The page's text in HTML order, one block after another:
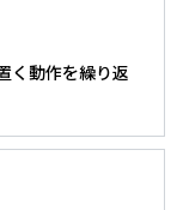
く動作を繰り返